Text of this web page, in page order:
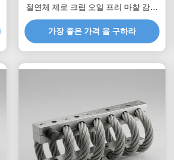
절연체 제로 크립 오일 프리 마찰 감쇠
(운송 선적 보호용)
가장 좋은 가격 을 구하라